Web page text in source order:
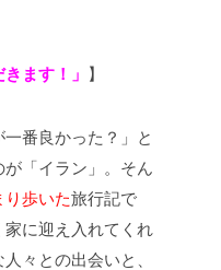
ます！」 】
番良かった？」と
「イラン」。そん
歩いた旅行記で
に迎え入れてくれ
々との出会いと、